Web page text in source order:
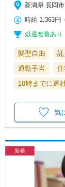
新潟県 長岡
時給 1,363円
処遇改善あり
髪型自由
通勤手当
18時までに退
気
新着